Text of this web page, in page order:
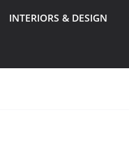
INTERIORS & DESIGN